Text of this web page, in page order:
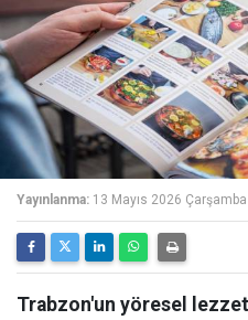
Yayınlanma: 13 Mayıs 2026
Trabzon'un yöresel